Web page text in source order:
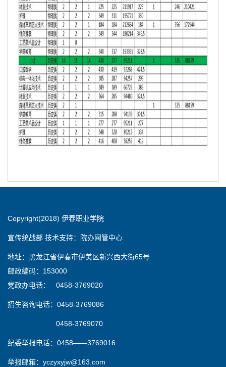
Copyright(2018) 伊春职业学院
宣传统战部 技术支持：院办网管中心
地址：黑龙江省伊春市伊美区新兴西大街65号
邮政编码：153000
党政办电话： 0458-3769020
招生咨询电话：0458-3769086
0458-3769070
纪委举报电话：0458——3769016
举报邮箱：yczyxyjw@163.com